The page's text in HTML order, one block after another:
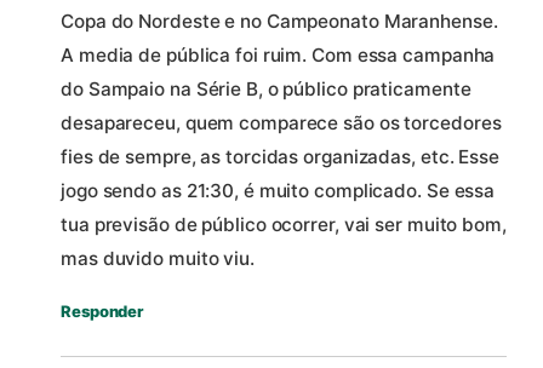
Copa do Nordeste e no Campeonato Maranhense.
A media de pública foi ruim. Com essa campanha
do Sampaio na Série B, o público praticamente
desapareceu, quem comparece são os torcedores
fies de sempre, as torcidas organizadas, etc. Esse
jogo sendo as 21:30, é muito complicado. Se essa
tua previsão de público ocorrer, vai ser muito bom,
mas duvido muito viu.
Responder